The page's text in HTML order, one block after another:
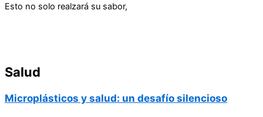
Esto no solo realzará su sabor,
Salud
Microplásticos y salud: un desafío silencioso